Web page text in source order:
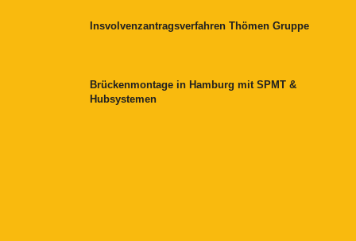
Insvolvenzantragsverfahren Thömen Gruppe
Brückenmontage in Hamburg mit SPMT &
Hubsystemen